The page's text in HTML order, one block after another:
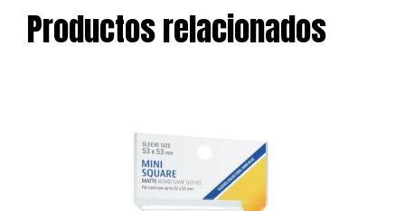
Productos relacionados